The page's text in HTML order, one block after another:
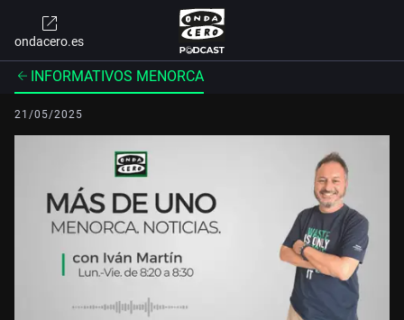
ondacero.es
INFORMATIVOS MENORCA
21/05/2025